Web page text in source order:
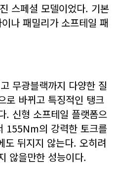
스페셜 모델이었다. 기본
나 패밀리가 소프테일 패
무광블랙까지 다양한 질
로 바뀌고 특징적인 탱크
. 신형 소프테일 플랫폼으
155Nm의 강력한 토크를
도 뒤지지 않는다. 오히려
않을만한 성능이다.